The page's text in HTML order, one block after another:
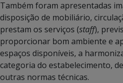
Também foram apresentadas
disposição de mobiliário,
prestam os serviços (staff),
proporcionar bom ambiente e
espaços disponíveis, a
categoria do estabelecimento,
outras normas técnicas.